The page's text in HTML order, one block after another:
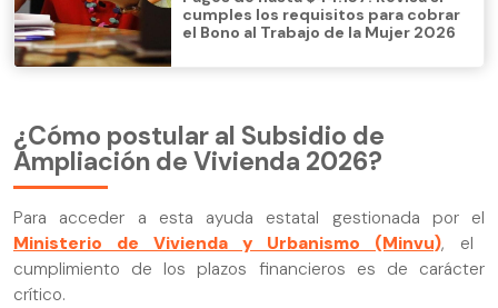
cumples los requisitos para cobrar
el Bono al Trabajo de la Mujer 2026
¿Cómo postular al Subsidio de
Ampliación de Vivienda 2026?
Para acceder a esta ayuda estatal gestionada por el
Ministerio de Vivienda y Urbanismo (Minvu), el
cumplimiento de los plazos financieros es de carácter
crítico.